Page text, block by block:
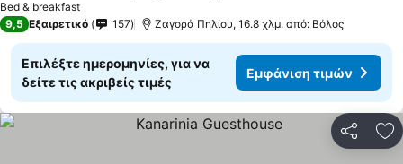
Bed & breakfast
9,5 Εξαιρετικό 157 Ζαγορά Πηλίου, 16.8 χλμ. από: Βόλος
Επιλέξτε ημερομηνίες, για να
δείτε τις ακριβείς τιμές
Εμφάνιση τιμών